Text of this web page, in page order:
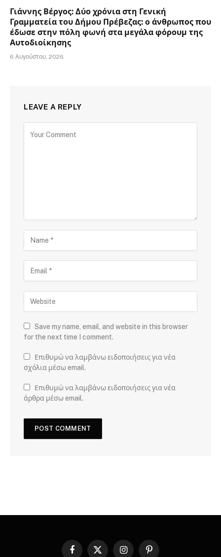
Γιάννης Βέργος: Δύο χρόνια στη Γενική
Γραμματεία του Δήμου Πρέβεζας: ο άνθρωπος που
έδωσε στην πόλη φωνή στα μεγάλα φόρουμ της
Αυτοδιοίκησης
6 Αυγούστου, 2026
LEAVE A REPLY
Save my name, email, and website in this browser
for the next time I comment.
Επιθυμώ να λαμβάνω ειδοποιήσεις για νέα
σχόλια μέσω email.
Επιθυμώ να λαμβάνω ειδοποιήσεις για νέα
άρθρα μέσω email.
Facebook
X InstagramPinterest